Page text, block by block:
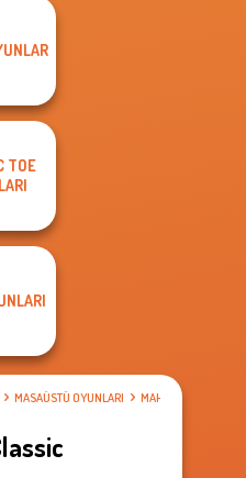
TOE
MASAÜSTÜ OYUNLARI MAHJONG